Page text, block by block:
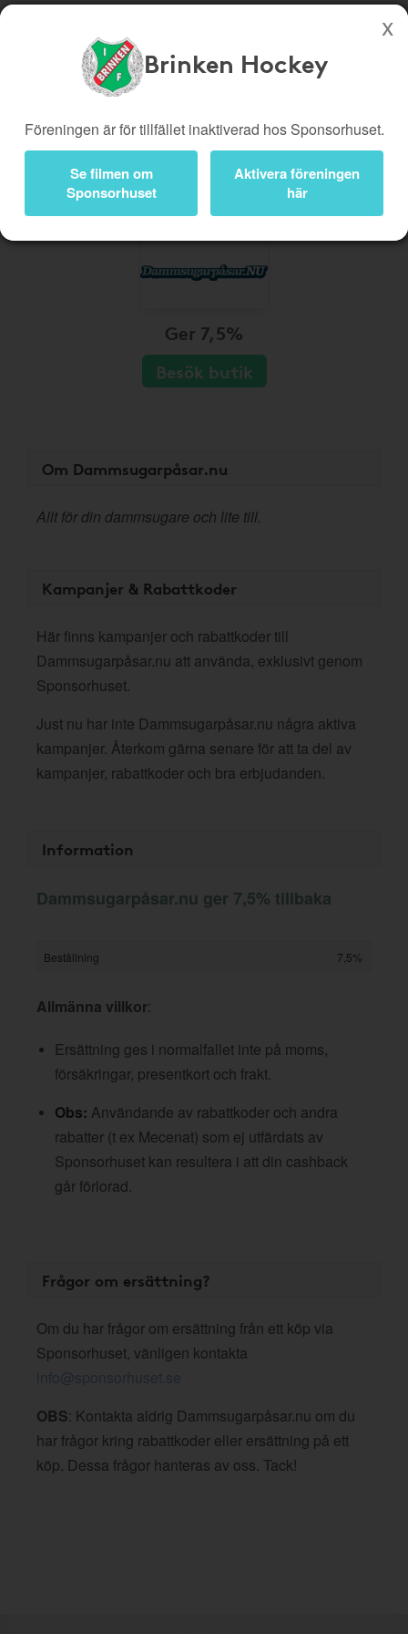
Köp genom denna sida stöttar Brinken Hockey
Presentkort
Kampanjer
Bli medlem
Logga in
Brinken Hockey
Föreningen är för tillfället inaktiverad hos Sponsorhuset.
Se filmen om
Sponsorhuset
Aktivera föreningen
här
Ger 7,5%
Besök butik
Om Dammsugarpåsar.nu
Allt för din dammsugare och lite till.
Kampanjer & Rabattkoder
Här finns kampanjer och rabattkoder till
Dammsugarpåsar.nu att använda, exklusivt genom
Sponsorhuset.
Just nu har inte Dammsugarpåsar.nu några aktiva
kampanjer. Återkom gärna senare för att ta del av
kampanjer, rabattkoder och bra erbjudanden.
Information
Dammsugarpåsar.nu ger 7,5% tillbaka
Beställning 7,5%
Allmänna villkor:
Ersättning ges i normalfallet inte på moms,
försäkringar, presentkort och frakt.
Obs: Användande av rabattkoder och andra
rabatter (t ex Mecenat) som ej utfärdats av
Sponsorhuset kan resultera i att din cashback
går förlorad.
Frågor om ersättning?
Om du har frågor om ersättning från ett köp via
Sponsorhuset, vänligen kontakta
info@sponsorhuset.se
OBS: Kontakta aldrig Dammsugarpåsar.nu om du
har frågor kring rabattkoder eller ersättning på ett
köp. Dessa frågor hanteras av oss. Tack!